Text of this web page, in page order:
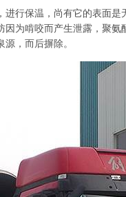
进行保温，尚有它的表面
为啃咬而产生泄露，聚
，而后摒除。